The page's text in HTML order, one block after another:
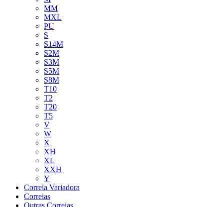
MM
MXL
PU
S
S14M
S2M
S3M
S5M
S8M
T10
T2
T20
T5
V
W
X
XH
XL
XXH
Y
Correia Variadora
Correias
Outras Correias